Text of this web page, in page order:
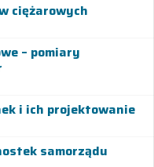
ciężarowych
– pomiary
i ich projektowanie
samorządu